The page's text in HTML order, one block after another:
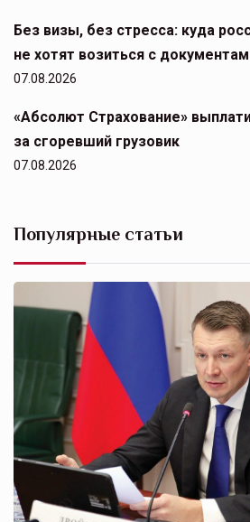
Без визы, без стресса: куда
не хотят возиться с
07.08.2026
«Абсолют Страхование»
за сгоревший грузовик
07.08.2026
Популярные статьи